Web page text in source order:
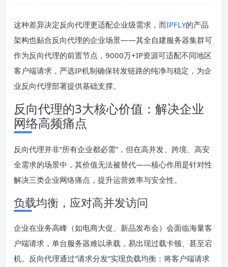
这种差异决定反向代理更适配企业级需求，而IPFLY的产品
架构也贴合反向代理的企业场景——其全自建服务器集群可
作为反向代理的前置节点，9000万+IP资源可适配不同地区
客户端请求，严选IP机制确保转发链路的纯净与稳定，为企
业反向代理部署提供基础支撑。
反向代理的3大核心价值：解决企业
网络高频痛点
反向代理并非“所有企业都必需”，但在高并发、跨境、高安
全需求的场景中，其价值无法被替代——核心作用是针对性
解决三类企业网络痛点，提升运营效率与安全性。
负载均衡，应对高并发访问
企业在业务高峰（如电商大促、新品发布会）会面临海量客
户端请求，单台服务器难以承载，易出现过载卡顿、甚至宕
机。反向代理通过“请求分发”实现负载均衡：将客户端请求